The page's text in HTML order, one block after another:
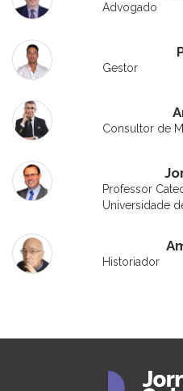
Advogado
Gestor
Consultor de
Professor
Universidade
Historiador